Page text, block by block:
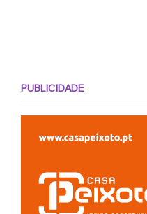
PUBLICIDADE